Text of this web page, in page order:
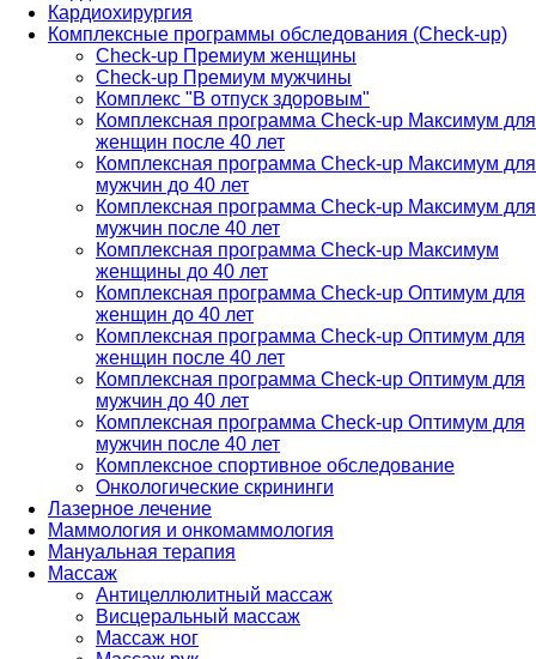
Кардиохирургия
Комплексные программы обследования (Check-up)
Check-up Премиум женщины
Check-up Премиум мужчины
Комплекс "В отпуск здоровым"
Комплексная программа Check-up Максимум для
женщин после 40 лет
Комплексная программа Check-up Максимум для
мужчин до 40 лет
Комплексная программа Check-up Максимум для
мужчин после 40 лет
Комплексная программа Check-up Максимум
женщины до 40 лет
Комплексная программа Check-up Оптимум для
женщин до 40 лет
Комплексная программа Check-up Оптимум для
женщин после 40 лет
Комплексная программа Check-up Оптимум для
мужчин до 40 лет
Комплексная программа Check-up Оптимум для
мужчин после 40 лет
Комплексное спортивное обследование
Онкологические скрининги
Лазерное лечение
Маммология и онкомаммология
Мануальная терапия
Массаж
Антицеллюлитный массаж
Висцеральный массаж
Массаж ног